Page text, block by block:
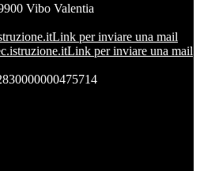
Vibo Valentia
Link per inviare una mail
Link per inviare una mail